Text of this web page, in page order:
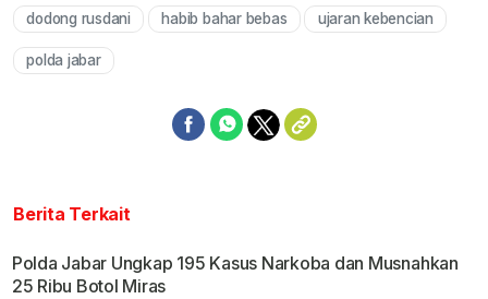
dodong rusdani habib bahar bebas ujaran kebencian
polda jabar
Berita Terkait
Polda Jabar Ungkap 195 Kasus Narkoba dan Musnahkan
25 Ribu Botol Miras